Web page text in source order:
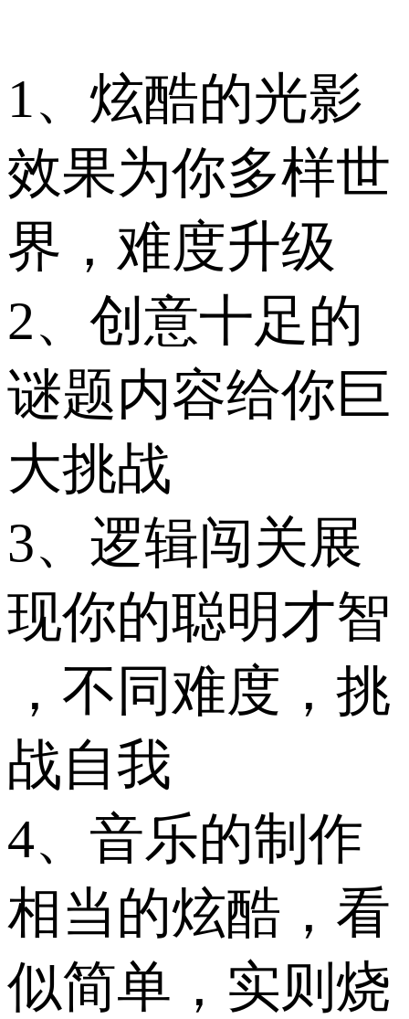
1、炫酷的光影
效果为你多样世
界，难度升级
2、创意十足的
谜题内容给你巨
大挑战
3、逻辑闯关展
现你的聪明才智
，不同难度，挑
战自我
4、音乐的制作
相当的炫酷，看
似简单，实则烧